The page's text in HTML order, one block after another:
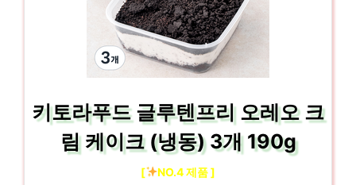
키토라푸드 글루텐프리 오레오 크
림 케이크 (냉동) 3개 190g
[ NO.4 제품 ]